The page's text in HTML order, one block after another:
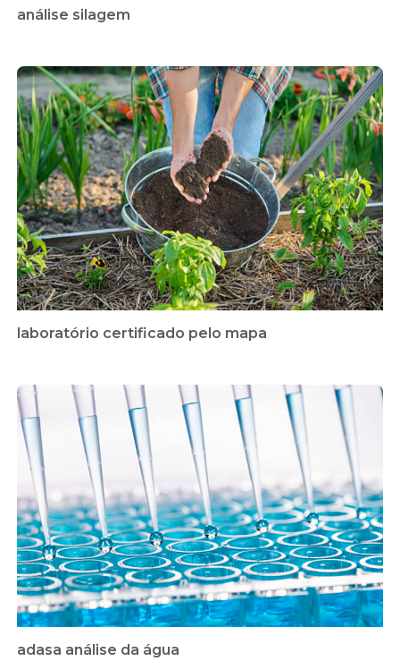
análise silagem
laboratório certificado pelo mapa
adasa análise da água